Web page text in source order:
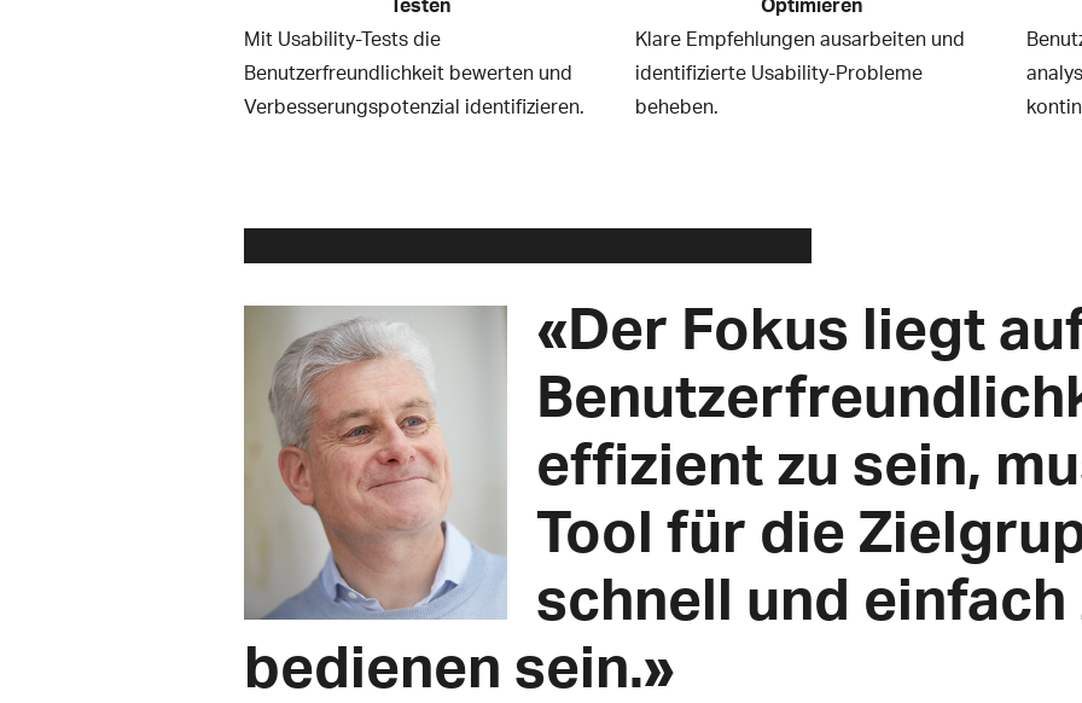
Mit Usability-Tests die
Benutzerfreundlichkeit bewerten und
Verbesserungspotenzial identifizieren.
Klare Empfehlungen ausarbeiten und
identifizierte Usability-Probleme
beheben.
«Der Fokus liegt
effizient zu sein,
Tool für die
schnell und einfach
bedienen sein.»